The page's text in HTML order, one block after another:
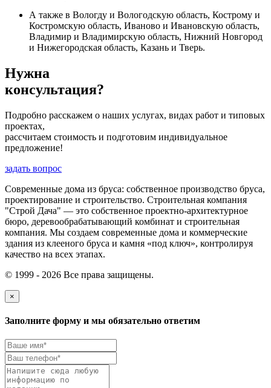
А также в Вологду и Вологодскую область, Кострому и
Костромскую область, Иваново и Ивановскую область,
Владимир и Владимирскую область, Нижний Новгород
и Нижегородская область, Казань и Тверь.
Нужна
консультация?
Подробно расскажем о наших услугах, видах работ и типовых
проектах,
рассчитаем стоимость и подготовим индивидуальное
предложение!
задать вопрос
Современные дома из бруса: собственное производство бруса,
проектирование и строительство. Строительная компания
"Строй Дача" — это собственное проектно-архитектурное
бюро, деревообрабатывающий комбинат и строительная
компания. Мы создаем современные дома и коммерческие
здания из клееного бруса и камня «под ключ», контролируя
качество на всех этапах.
© 1999 - 2026 Все права защищены.
×
Заполните форму и мы обязательно ответим